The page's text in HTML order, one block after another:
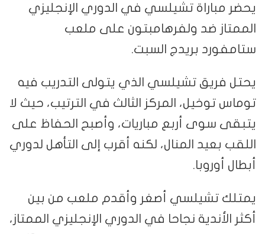
يحضر مباراة تشيلسي في الدوري الإنجليزي
الممتاز ضد ولفرهامبتون على ملعب
ستامفورد بريدج السبت.
يحتل فريق تشيلسي الذي يتولى التدريب فيه
توماس توخيل، المركز الثالث في الترتيب، حيث لا
يتبقى سوى أربع مباريات، وأصبح الحفاظ على
اللقب بعيد المنال، لكنه أقرب إلى التأهل لدوري
أبطال أوروبا.
يمتلك تشيلسي أصغر وأقدم ملعب من بين
أكثر الأندية نجاحا في الدوري الإنجليزي الممتاز،